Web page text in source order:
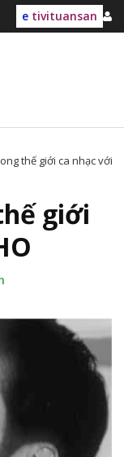
e tivituansan
thế giới ca nhạc với
giới